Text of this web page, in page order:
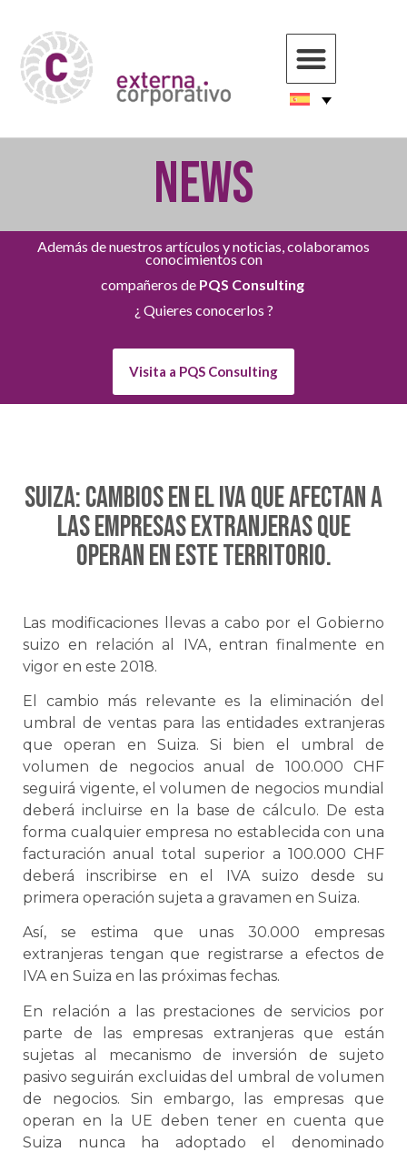
NEWS
Además de nuestros artículos y noticias, colaboramos
conocimientos con
compañeros de PQS Consulting
¿ Quieres conocerlos ?
Visita a PQS Consulting
SUIZA: Cambios en el IVA que afectan a
las empresas extranjeras que
operan en este territorio.
Las modificaciones llevas a cabo por el Gobierno
suizo en relación al IVA, entran finalmente en
vigor en este 2018.
El cambio más relevante es la eliminación del
umbral de ventas para las entidades extranjeras
que operan en Suiza. Si bien el umbral de
volumen de negocios anual de 100.000 CHF
seguirá vigente, el volumen de negocios mundial
deberá incluirse en la base de cálculo. De esta
forma cualquier empresa no establecida con una
facturación anual total superior a 100.000 CHF
deberá inscribirse en el IVA suizo desde su
primera operación sujeta a gravamen en Suiza.
Así, se estima que unas 30.000 empresas
extranjeras tengan que registrarse a efectos de
IVA en Suiza en las próximas fechas.
En relación a las prestaciones de servicios por
parte de las empresas extranjeras que están
sujetas al mecanismo de inversión de sujeto
pasivo seguirán excluidas del umbral de volumen
de negocios. Sin embargo, las empresas que
operan en la UE deben tener en cuenta que
Suiza nunca ha adoptado el denominado